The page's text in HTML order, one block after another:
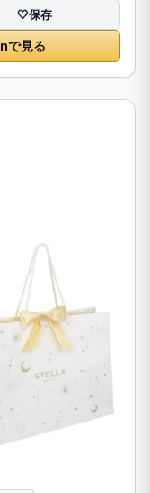
🤍保存
で見る